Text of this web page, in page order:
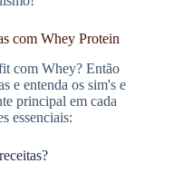
com Whey Protein
com Whey? Então
e entenda os sim's e
principal em cada
essenciais: